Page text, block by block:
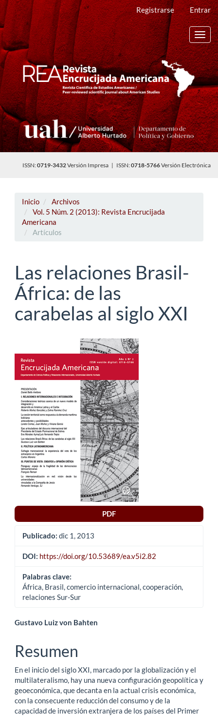
Navegación
principal
Contenido
principal
Barra
lateral
Registrarse Entrar
ISSN:0719-3432Versión Impresa | ISSN:0718-5766Versión Electrónica
Inicio
Archivos
Vol. 5 Núm. 2 (2013): Revista Encrucijada
Americana
Artículos
Las relaciones Brasil-
África: de las
carabelas al siglo XXI
lateral
del
artículo
PDF
Publicado: dic 1, 2013
DOI: https://doi.org/10.53689/ea.v5i2.82
Palabras clave:
África, Brasil, comercio internacional, cooperación,
relaciones Sur-Sur
Contenido
principal
del
artículo
Gustavo Luiz von Bahten
Resumen
En el inicio del siglo XXI, marcado por la globalización y el
multilateralismo, hay una nueva configuración geopolítica y
geoeconómica, que decanta en la actual crisis económica,
con la consecuente reducción del consumo y de la
capacidad de inversión extranjera de los países del Primer